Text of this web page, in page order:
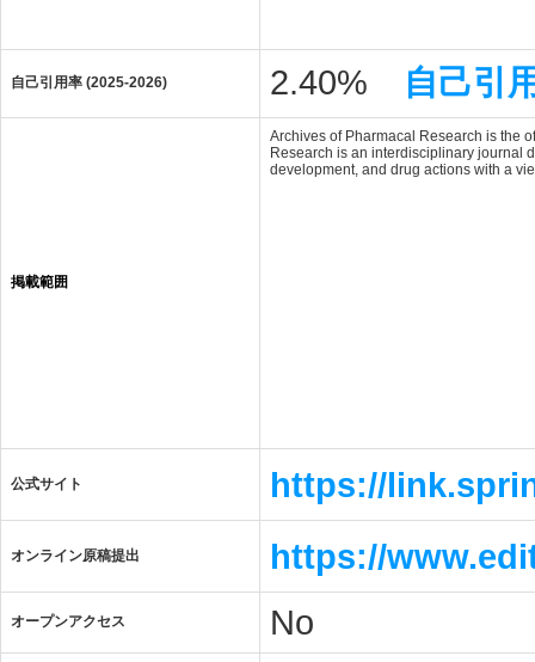
自己引用率 (2025-2026) 2.40% 自己引
掲載範囲
Archives of Pharmacal Research is the
Research is an interdisciplinary journal
development, and drug actions with a
公式サイト https://
オンライン原稿提出 https://
オープンアクセス No